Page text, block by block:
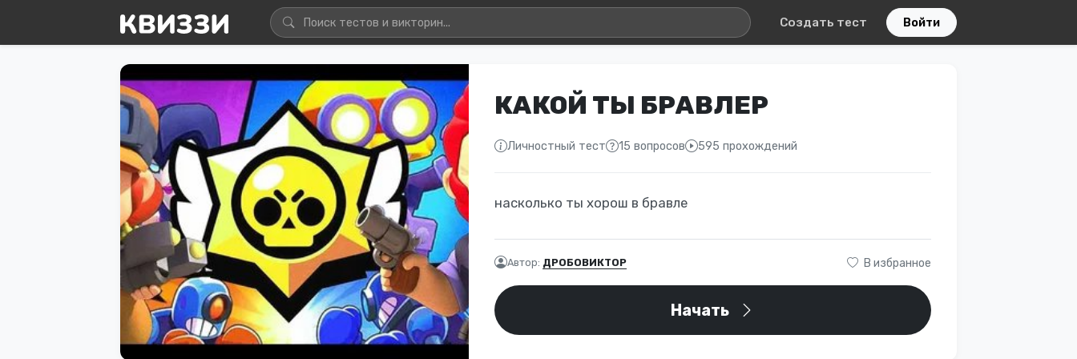
Создать тест Войти
КАКОЙ ТЫ БРАВЛЕР
Личностный тест 15 вопросов 595 прохождений
насколько ты хорош в бравле
Автор: ДРОБОВИКТОР В избранное
Начать